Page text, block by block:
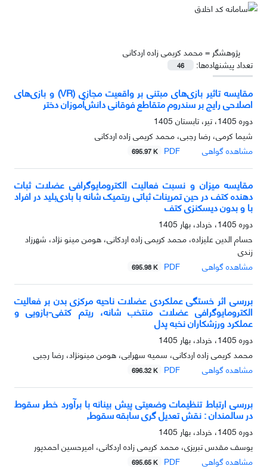
پژوهشگر =محمد کریمی زاده اردکانی
تعداد پیشنهاده‌ها:
46
مقایسه تاثیر بازی‌های مبتنی بر واقعیت مجازی (VR) و بازی‌های
اصلاحی رایج بر سندروم متقاطع فوقانی دانش‌آموزان دختر
دوره 1405، تیر، تابستان 1405
شیما کرمی، رضا رجبی، محمد کریمی زاده اردکانی
مشاهده گواهی
PDF
695.97 K
مقایسه میزان و نسبت فعالیت الکترومایوگرافی عضلات ثبات
دهنده کتف در حین تمرینات ثباتی ریتمیک شانه با بادی‌بلید در افراد
با و بدون دیسکنزی کتف
دوره 1405، خرداد، بهار 1405
حسام الدین علیزاده، محمد کریمی زاده اردکانی، هومن مینو نژاد، شهرزاد
زندی
مشاهده گواهی
PDF
695.98 K
بررسی اثر خستگی عملکردی عضلات ناحیه مرکزی بدن بر فعالیت
الکترومایوگرافی عضلات منتخب شانه، ریتم کتفی-بازویی و
عملکرد ورزشکاران نخبه پدل
دوره 1405، خرداد، بهار 1405
محمد کریمی زاده اردکانی، سمیه سهرابی، هومن مینونژاد، رضا رجبی
مشاهده گواهی
PDF
696.32 K
بررسی ارتباط تنظیمات وضعیتی پیش بینانه با برآورد خطر سقوط
در سالمندان : نقش تعدیل گری سابقه سقوط,
دوره 1405، خرداد، بهار 1405
یوسف مقدس تبریزی، محمد کریمی زاده اردکانی، امیرحسین احمدپور
مشاهده گواهی
PDF
695.65 K